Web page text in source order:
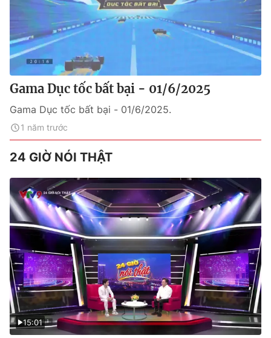
Gama Dục tốc bất bại - 01/6/2025
Gama Dục tốc bất bại - 01/6/2025.
1 năm trước
24 GIỜ NÓI THẬT
15:01